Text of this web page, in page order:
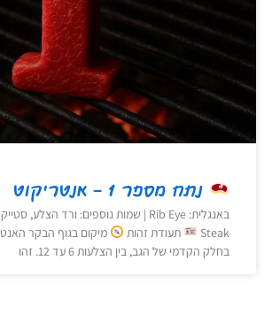
נתח מספר 1 – אנטריקוט
תעודת זהות
מיקום בגוף הבקר האנטריקוט
בחלק הקדמי של הגב, בין הצלעות 6 עד 12. זהו